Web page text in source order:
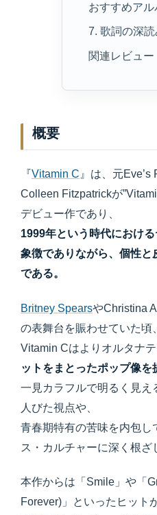
おすすめアル
7. 歌詞の深
関連レビュー
概要
『Vitamin C』は、元Eve’s
Colleen Fitzpatrickが
デビュー作であり、
1999年という時代におけ
象徴でありながら、個性
である。
Britney SpearsやChristina
の表舞台を賑わせていた頃、
Vitamin Cはよりオルタナテ
ットをまとったポップ像を
一見カラフルで明るく見え
人びた視点や、
青春期特有の苦味を内包し
ス・カルチャーに深く根ざ
本作からは「Smile」や「
Forever)」といったヒット